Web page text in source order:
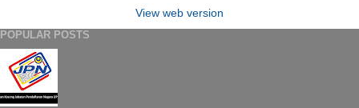
View web version
POPULAR POSTS